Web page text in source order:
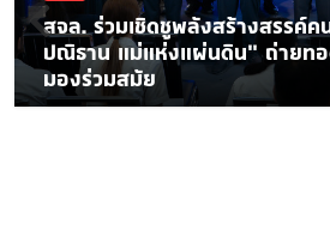
สจล. ร่วมเชิดชูพลังสร้างสรรค์
ปณิธาน แม่แห่งแผ่นดิน” ถ่ายท
มองร่วมสมัย